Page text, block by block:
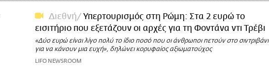
Διεθνή
Υπερτουρισμός στη Ρώμη: Στα 2 ευρώ το
εισιτήριο που εξετάζουν οι αρχές για τη Φοντάνα ντι Τρέβι
«Δύο ευρώ είναι λίγο πολύ το ίδιο ποσό που οι άνθρωποι πετούν στο σιντριβάνι
για να κάνουν μια ευχή», δηλώνει κορυφαίος αξιωματούχος
LIFO NEWSROOM